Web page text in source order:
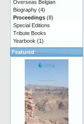
Overseas Belgian
Biography (4)
Proceedings (8)
Special Editions
Tribute Books
Yearbook (1)
Featured